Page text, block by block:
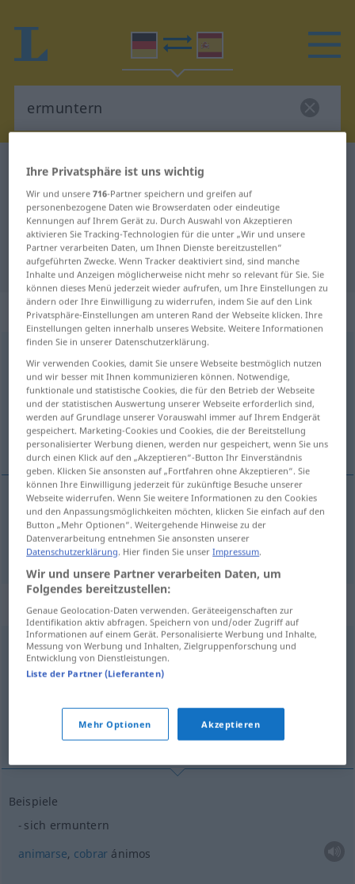
Deutsch-Spanisch Wörterbuch
Deutsch-Spanisch Übersetzung für
"ermuntern"
"ermuntern" Spanisch Übersetzung
„ermuntern“: transitives Verb
Übersicht aller Übersetzungen
(Für mehr Details die Übersetzung anklicken/antippen)
alentar, animar
alentar,animar(aa/c),(a hacera/c)
ermuntern
etwas
„ermuntern“: reflexives Verb
ermunternv/r <ohnege>
Übersicht aller Übersetzungen
animarse... alegrarse...
Beispiele
sich ermuntern
animarse, cobrar ánimos
Ihre Privatsphäre ist uns wichtig
Wir und unsere716-Partner speichern und greifen auf
personenbezogene Daten wie Browserdaten oder eindeutige
Kennungen auf Ihrem Gerät zu. Durch Auswahl von Akzeptieren
aktivieren Sie Tracking-Technologien für die unter „Wir und unsere
Partner verarbeiten Daten, um Ihnen Dienste bereitzustellen“
aufgeführten Zwecke. Wenn Tracker deaktiviert sind, sind manche
Inhalte und Anzeigen möglicherweise nicht mehr so relevant für Sie. Sie
können dieses Menü jederzeit wieder aufrufen, um Ihre Einstellungen zu
ändern oder Ihre Einwilligung zu widerrufen, indem Sie auf den Link
Privatsphäre-Einstellungen am unteren Rand der Webseite klicken. Ihre
Einstellungen gelten innerhalb unseres Website. Weitere Informationen
finden Sie in unserer Datenschutzerklärung.
Wir verwenden Cookies, damit Sie unsere Webseite bestmöglich nutzen
und wir besser mit Ihnen kommunizieren können. Notwendige,
funktionale und statistische Cookies, die für den Betrieb der Webseite
und der statistischen Auswertung unserer Webseite erforderlich sind,
werden auf Grundlage unserer Vorauswahl immer auf Ihrem Endgerät
gespeichert. Marketing-Cookies und Cookies, die der Bereitstellung
personalisierter Werbung dienen, werden nur gespeichert, wenn Sie uns
durch einen Klick auf den „Akzeptieren“-Button Ihr Einverständnis
geben. Klicken Sie ansonsten auf „Fortfahren ohne Akzeptieren“. Sie
können Ihre Einwilligung jederzeit für zukünftige Besuche unserer
Webseite widerrufen. Wenn Sie weitere Informationen zu den Cookies
und den Anpassungsmöglichkeiten möchten, klicken Sie einfach auf den
Button „Mehr Optionen“. Weitergehende Hinweise zu der
Datenverarbeitung entnehmen Sie ansonsten unserer
Datenschutzerklärung. Hier finden Sie unserImpressum.
Wir und unsere Partner verarbeiten Daten, um
Folgendes bereitzustellen:
Genaue Geolocation-Daten verwenden. Geräteeigenschaften zur
Identifikation aktiv abfragen. Speichern von und/oder Zugriff auf
Informationen auf einem Gerät. Personalisierte Werbung und Inhalte,
Messung von Werbung und Inhalten, Zielgruppenforschung und
Entwicklung von Dienstleistungen.
Liste der Partner (Lieferanten)
Mehr Optionen Akzeptieren